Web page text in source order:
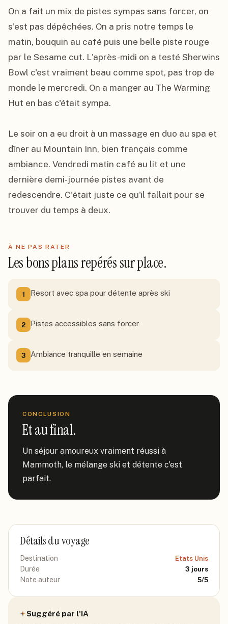
On a fait un mix de pistes sympas sans forcer, on
s'est pas dépêchées. On a pris notre temps le
matin, bouquin au café puis une belle piste rouge
par le Sesame cut. L'après-midi on a testé Sherwins
Bowl c'est vraiment beau comme spot, pas trop de
monde le mercredi. On a manger au The Warming
Hut en bas c'était sympa.
Le soir on a eu droit à un massage en duo au spa et
dîner au Mountain Inn, bien français comme
ambiance. Vendredi matin café au lit et une
dernière demi-journée pistes avant de
redescendre. C'était juste ce qu'il fallait pour se
trouver du temps à deux.
À NE PAS RATER
Les bons plans repérés sur place.
1 Resort avec spa pour détente après ski
2 Pistes accessibles sans forcer
3 Ambiance tranquille en semaine
CONCLUSION
Et au final.
Un séjour amoureux vraiment réussi à
Mammoth, le mélange ski et détente c'est
parfait.
Détails du voyage
Destination Etats Unis
Durée 3 jours
Note auteur 5/5
Suggéré par l'IA